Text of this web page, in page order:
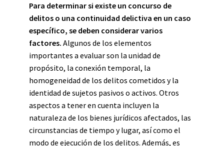
Para determinar si existe un concurso de
delitos o una continuidad delictiva en un caso
específico, se deben considerar varios
factores. Algunos de los elementos
importantes a evaluar son la unidad de
propósito, la conexión temporal, la
homogeneidad de los delitos cometidos y la
identidad de sujetos pasivos o activos. Otros
aspectos a tener en cuenta incluyen la
naturaleza de los bienes jurídicos afectados, las
circunstancias de tiempo y lugar, así como el
modo de ejecución de los delitos. Además, es